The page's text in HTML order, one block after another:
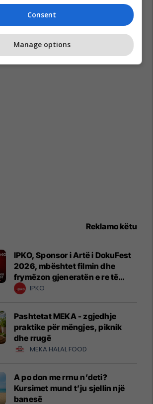
Reklamo këtu
IPKO, Sponsor i Artë i DokuFest
2026, mbështet filmin dhe
frymëzon gjeneratën e re të
krijuesve
IPKO
Pashtetat MEKA - zgjedhje
praktike për mëngjes, piknik
dhe rrugë
MEKA HALAL FOOD
A po don me rrnu n’deti?
Kursimet mund t’ju sjellin një
banesë
Consent
Manage options